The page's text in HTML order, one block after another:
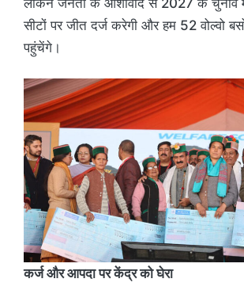
सीटों पर जीत दर्ज करेगी और हम 52 वोल्वो
पहुंचेंगे।
कर्ज और आपदा पर केंद्र को घेरा